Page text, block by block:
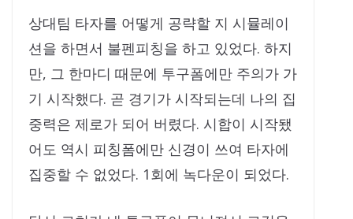
상대팀 타자를 어떻게 공략할 지 시뮬레이
션을 하면서 불펜피칭을 하고 있었다. 하지
만, 그 한마디 때문에 투구폼에만 주의가 가
기 시작했다. 곧 경기가 시작되는데 나의 집
중력은 제로가 되어 버렸다. 시합이 시작됐
어도 역시 피칭폼에만 신경이 쓰여 타자에
집중할 수 없었다. 1회에 녹다운이 되었다.